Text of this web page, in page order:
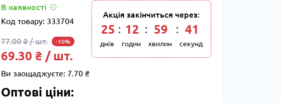
В наявності
Код товару: 333704
77.00 ₴ / шт. -10%
69.30 ₴ / шт.
Ви заощаджуєте: 7.70 ₴
Оптові ціни:
Акція закінчиться через:
25
днів
: 12
годин
: 59
хвилин
: 40
секунд